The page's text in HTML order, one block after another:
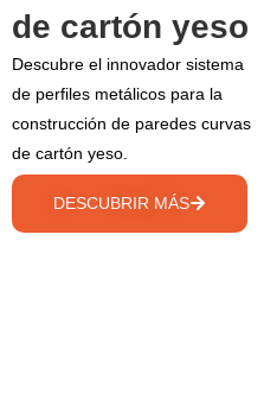
de cartón yeso
Descubre el innovador sistema
de perfiles metálicos para la
construcción de paredes curvas
de cartón yeso.
DESCUBRIR MÁS